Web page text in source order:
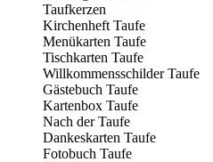
Taufkerzen
Kirchenheft Taufe
Menükarten Taufe
Tischkarten Taufe
Willkommensschilder Taufe
Gästebuch Taufe
Kartenbox Taufe
Nach der Taufe
Dankeskarten Taufe
Fotobuch Taufe